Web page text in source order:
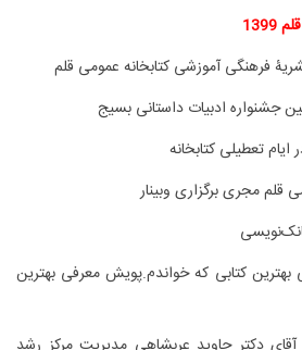
فرهنگی آموزشی کتابخانه عمومی قلم
جشنواره ادبیات داستانی بسیج
ایام تعطیلی کتابخانه
قلم مجری برگزاری وبینار
پویش معرفی بهترین